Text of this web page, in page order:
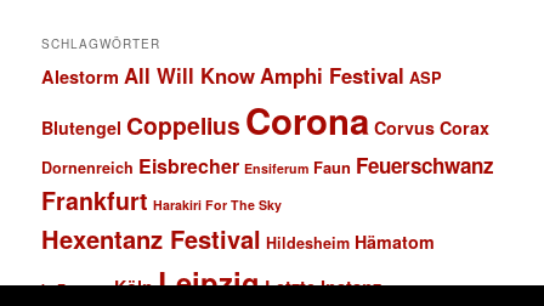
SCHLAGWÖRTER
Alestorm All Will KnowAmphi Festival ASP
Blutengel Coppelius Corona Corvus Corax
Dornenreich Eisbrecher Ensiferum Faun Feuerschwanz
Frankfurt Harakiri For The Sky
Hexentanz Festival Hildesheim Hämatom
In Extremo Köln Leipzig Letzte Instanz